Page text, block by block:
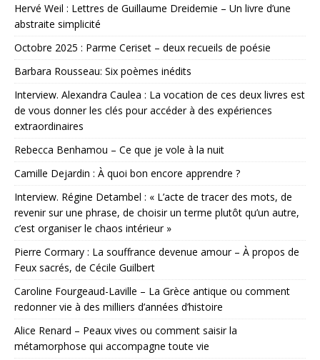
Hervé Weil : Lettres de Guillaume Dreidemie – Un livre d’une
abstraite simplicité
Octobre 2025 : Parme Ceriset – deux recueils de poésie
Barbara Rousseau: Six poèmes inédits
Interview. Alexandra Caulea : La vocation de ces deux livres est
de vous donner les clés pour accéder à des expériences
extraordinaires
Rebecca Benhamou – Ce que je vole à la nuit
Camille Dejardin : À quoi bon encore apprendre ?
Interview. Régine Detambel : « L’acte de tracer des mots, de
revenir sur une phrase, de choisir un terme plutôt qu’un autre,
c’est organiser le chaos intérieur »
Pierre Cormary : La souffrance devenue amour – À propos de
Feux sacrés, de Cécile Guilbert
Caroline Fourgeaud-Laville – La Grèce antique ou comment
redonner vie à des milliers d’années d’histoire
Alice Renard – Peaux vives ou comment saisir la
métamorphose qui accompagne toute vie